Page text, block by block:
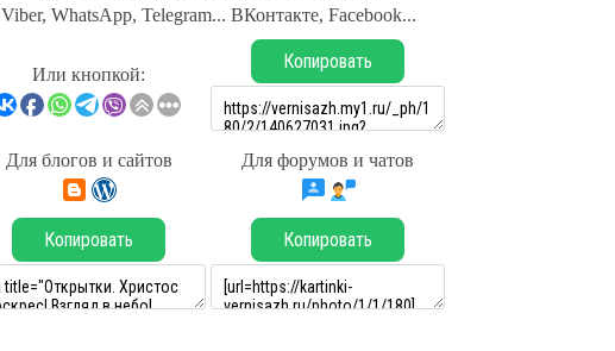
Viber, WhatsApp, Telegram... ВКонтакте, Facebook...
Или кнопкой:
Копировать
Для блогов и сайтов Для форумов и чатов
Копировать Копировать